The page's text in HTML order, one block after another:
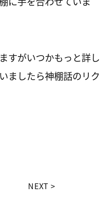
すがいつかもっと詳し
ましたら神棚話のリク
NEXT